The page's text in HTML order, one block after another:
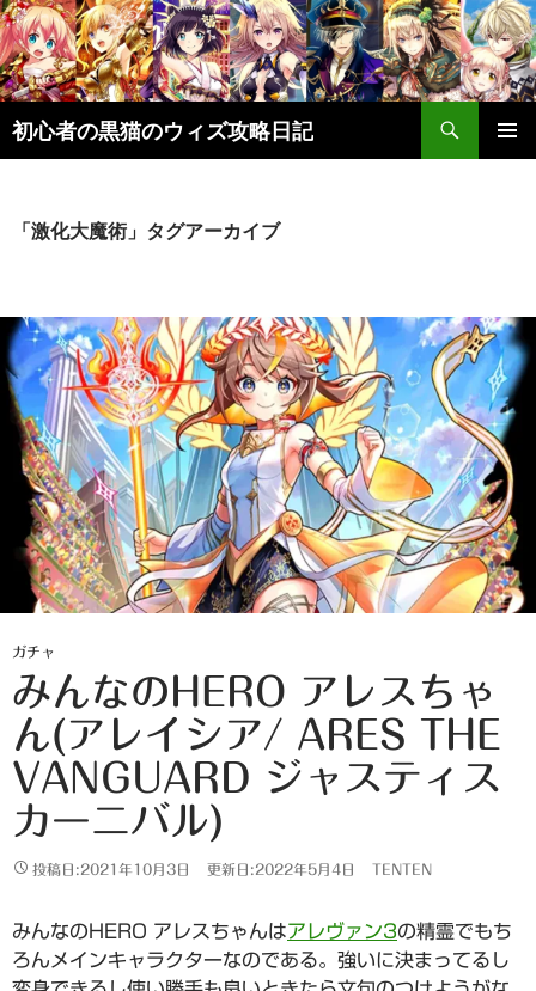
初心者の黒猫のウィズ攻略日記
検
索
ン
キ
ッ
プ
「激化大魔術」タグアーカイブ
ガチャ
みんなのHERO アレスちゃ
ん(アレイシア/ ARES THE
VANGUARD ジャスティス
カーニバル)
投稿日:2021年10月3日 更新日:2022年5月4日 TENTEN
みんなのHERO アレスちゃんはアレヴァン3の精霊でもち
ろんメインキャラクターなのである。強いに決まってるし